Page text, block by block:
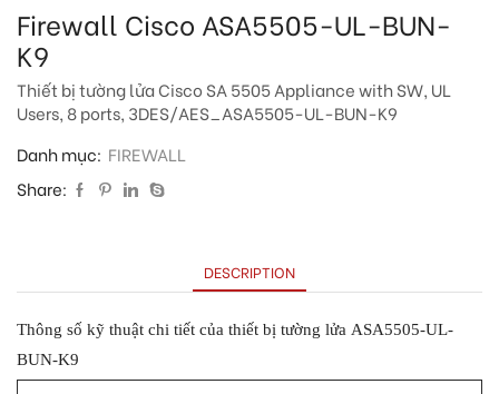
Firewall Cisco ASA5505-UL-BUN-
K9
Thiết bị tường lửa Cisco SA 5505 Appliance with SW, UL
Users, 8 ports, 3DES/AES_ASA5505-UL-BUN-K9
Danh mục: FIREWALL
Share:
DESCRIPTION
Thông số kỹ thuật chi tiết của thiết bị tường lửa ASA5505-UL-
BUN-K9